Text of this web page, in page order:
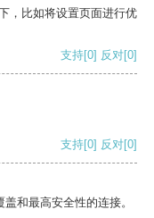
，比如将设置页面进行优
支持[0] 反对[0]
支持[0] 反对[0]
和最高安全性的连接。